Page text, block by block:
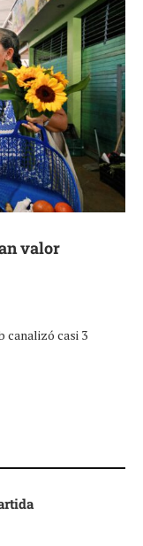
valor
canalizó casi 3